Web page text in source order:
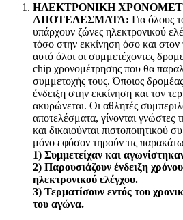
ΗΛΕΚΤΡΟΝΙΚΗ
ΑΠΟΤΕΛΕΣΜΑΤΑ: Για όλους
υπάρχουν ζώνες ηλεκτρονικού
τόσο στην εκκίνηση όσο και στον
αυτό όλοι οι συμμετέχοντες
chip χρονομέτρησης που θα
συμμετοχής τους. Όποιος
ένδειξη στην εκκίνηση και τον
ακυρώνεται. Οι αθλητές
αποτελέσματα, γίνονται γνώστες
και δικαιούνται πιστοποιητικού
μόνο εφόσον τηρούν τις
1) Συμμετείχαν και
2) Παρουσιάζουν ένδειξη
ηλεκτρονικού ελέγχου.
3) Τερματίσουν εντός του
του αγώνα.